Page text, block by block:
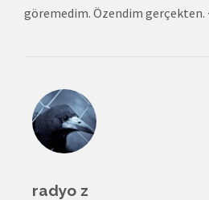
göremedim. Özendim gerçekten.
radyo z